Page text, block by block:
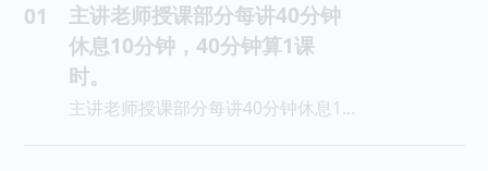
01
主讲老师授课部分每讲40分钟
休息10分钟，40分钟算1课
时。
主讲老师授课部分每讲40分钟休息10分钟，40分钟算1课时。